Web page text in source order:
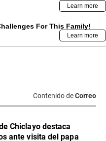
Contenido deCorreo
Chiclayo destaca
ante visita del papa